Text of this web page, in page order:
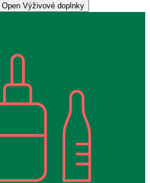
Open Výživové doplnky